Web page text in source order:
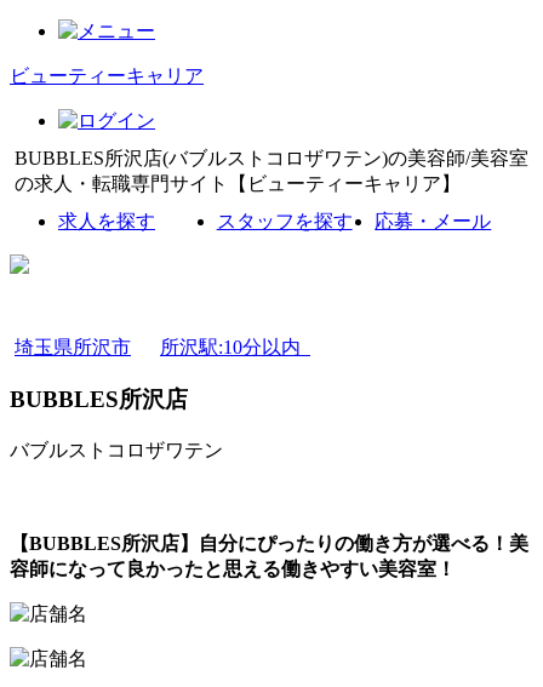
ビューティーキャリア
BUBBLES所沢店(バブルストコロザワテン)の美容師/美容室
の求人・転職専門サイト【ビューティーキャリア】
求人を探す
スタッフを探す 応募・メール
埼玉県所沢市 所沢駅:10分以内
BUBBLES所沢店
バブルストコロザワテン
【BUBBLES所沢店】自分にぴったりの働き方が選べる！美
容師になって良かったと思える働きやすい美容室！